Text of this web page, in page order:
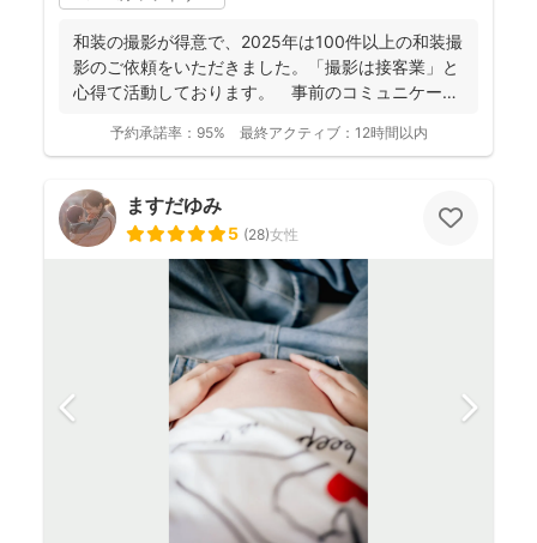
和装の撮影が得意で、2025年は100件以上の和装撮
影のご依頼をいただきました。「撮影は接客業」と
心得て活動しております。 事前のコミュニケーシ
予約承諾率： 95% 最終アクティブ： 12時間以内
ますだゆみ
5 (28)女性